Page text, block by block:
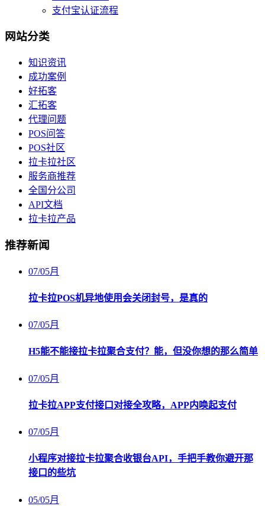
支付宝认证流程
网站分类
知识资讯
成功案例
好拓客
汇拓客
代理问题
POS问答
POS社区
拉卡拉社区
服务商推荐
全国分公司
API文档
拉卡拉产品
推荐新闻
07/05月
拉卡拉POS机异地使用会关闭封号，是真的
07/05月
H5能不能接拉卡拉聚合支付？能，但没你想的那么简单
07/05月
拉卡拉APP支付接口对接全攻略，APP内唤起支付
07/05月
小程序对接拉卡拉聚合收银台API，手把手教你避开那
接口的些坑
05/05月